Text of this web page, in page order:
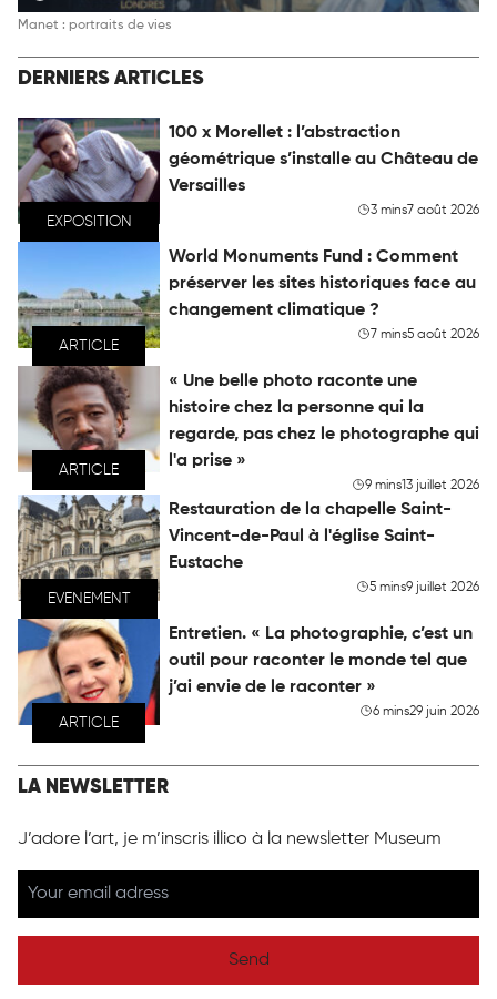
Manet : portraits de vies
DERNIERS ARTICLES
EXPOSITION
100 x Morellet : l’abstraction
géométrique s’installe au Château de
Versailles
3 mins7 août 2026
ARTICLE
World Monuments Fund : Comment
préserver les sites historiques face au
changement climatique ?
7 mins5 août 2026
ARTICLE
« Une belle photo raconte une
histoire chez la personne qui la
regarde, pas chez le photographe qui
l'a prise »
9 mins13 juillet 2026
EVENEMENT
Restauration de la chapelle Saint-
Vincent-de-Paul à l'église Saint-
Eustache
5 mins9 juillet 2026
ARTICLE
Entretien. « La photographie, c’est un
outil pour raconter le monde tel que
j’ai envie de le raconter »
6 mins29 juin 2026
LA NEWSLETTER
J’adore l’art, je m’inscris illico à la newsletter Museum
Send